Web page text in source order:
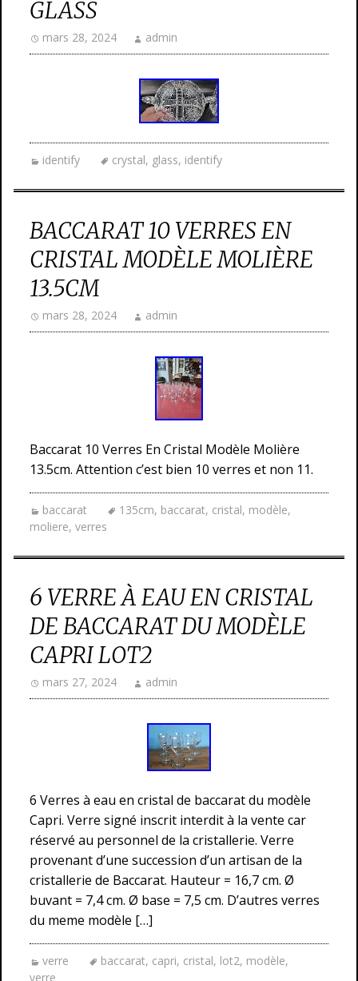
GLASS
mars 28, 2024 admin
identify crystal, glass, identify
BACCARAT 10 VERRES EN
CRISTAL MODÈLE MOLIÈRE
13.5CM
mars 28, 2024 admin
Baccarat 10 Verres En Cristal Modèle Molière
13.5cm. Attention c’est bien 10 verres et non 11.
baccarat 135cm, baccarat, cristal, modèle,
moliere, verres
6 VERRE À EAU EN CRISTAL
DE BACCARAT DU MODÈLE
CAPRI LOT2
mars 27, 2024 admin
6 Verres à eau en cristal de baccarat du modèle
Capri. Verre signé inscrit interdit à la vente car
réservé au personnel de la cristallerie. Verre
provenant d’une succession d’un artisan de la
cristallerie de Baccarat. Hauteur = 16,7 cm. Ø
buvant = 7,4 cm. Ø base = 7,5 cm. D’autres verres
du meme modèle […]
verre baccarat, capri, cristal, lot2, modèle,
verre